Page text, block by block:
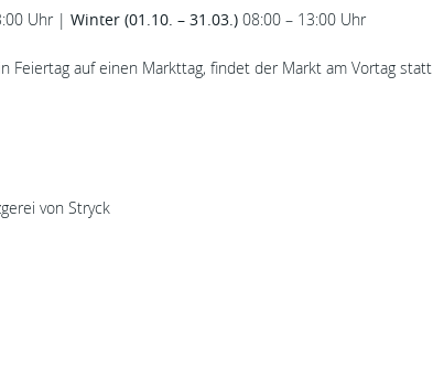
Uhr | Winter (01.10. – 31.03.) 08:00 – 13:00 Uhr
Feiertag auf einen Markttag, findet der Markt am Vortag statt
von Stryck